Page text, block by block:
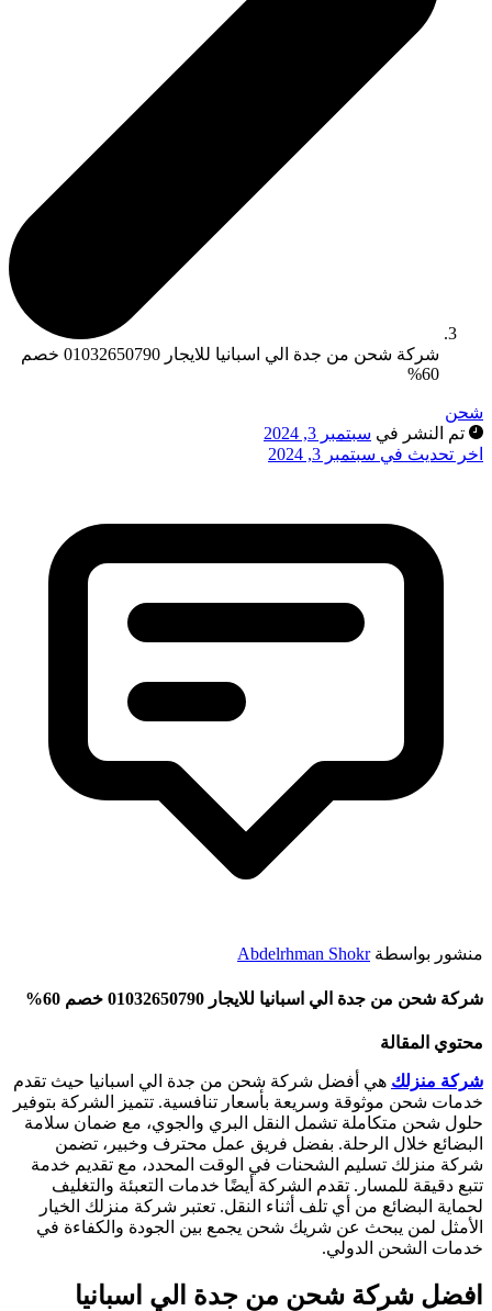
شركة شحن من جدة الي اسبانيا للايجار 01032650790 خصم
60%
شحن
تم النشر في سبتمبر 3, 2024
اخر تحديث في سبتمبر 3, 2024
منشور بواسطةAbdelrhman Shokr
شركة شحن من جدة الي اسبانيا للايجار 01032650790 خصم 60%
محتوي المقالة
شركة منزلك هي أفضل شركة شحن من جدة الي اسبانيا حيث تقدم
خدمات شحن موثوقة وسريعة بأسعار تنافسية. تتميز الشركة بتوفير
حلول شحن متكاملة تشمل النقل البري والجوي، مع ضمان سلامة
البضائع خلال الرحلة. بفضل فريق عمل محترف وخبير، تضمن
شركة منزلك تسليم الشحنات في الوقت المحدد، مع تقديم خدمة
تتبع دقيقة للمسار. تقدم الشركة أيضًا خدمات التعبئة والتغليف
لحماية البضائع من أي تلف أثناء النقل. تعتبر شركة منزلك الخيار
الأمثل لمن يبحث عن شريك شحن يجمع بين الجودة والكفاءة في
خدمات الشحن الدولي.
افضل شركة شحن من جدة الي اسبانيا